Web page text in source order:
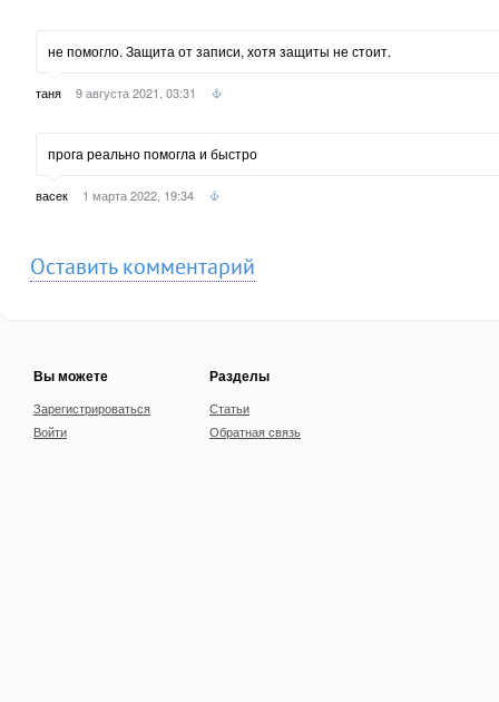
не помогло. Защита от записи, хотя защиты не стоит.
таня 9 августа 2021, 03:31
прога реально помогла и быстро
васек 1 марта 2022, 19:34
Оставить комментарий
Вы можете
Зарегистрироваться
Войти
Разделы
Статьи
Обратная связь